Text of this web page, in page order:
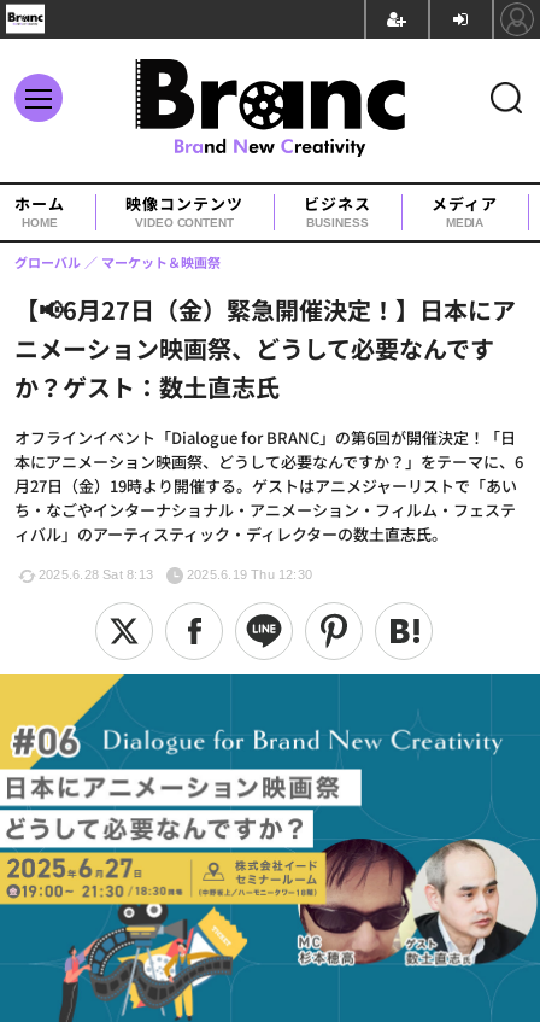
ホーム
HOME
映像コンテンツ
VIDEO CONTENT
ビジネス
BUSINESS
メディア
MEDIA
【📢6月27日（金）緊急開催決定！】日本にア
ニメーション映画祭、どうして必要なんです
か？ゲスト：数土直志氏
オフラインイベント「Dialogue for BRANC」の第6回が開催決定！「日
本にアニメーション映画祭、どうして必要なんですか？」をテーマに、6
月27日（金）19時より開催する。ゲストはアニメジャーリストで「あい
ち・なごやインターナショナル・アニメーション・フィルム・フェステ
ィバル」のアーティスティック・ディレクターの数土直志氏。
グローバル マーケット＆映画祭
2025.6.28 Sat 8:13 2025.6.19 Thu 12:30